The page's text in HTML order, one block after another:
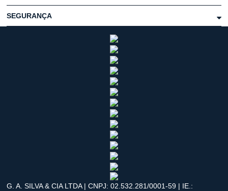
SEGURANÇA
G. A. SILVA & CIA LTDA | CNPJ: 02.532.281/0001-59 | IE.: